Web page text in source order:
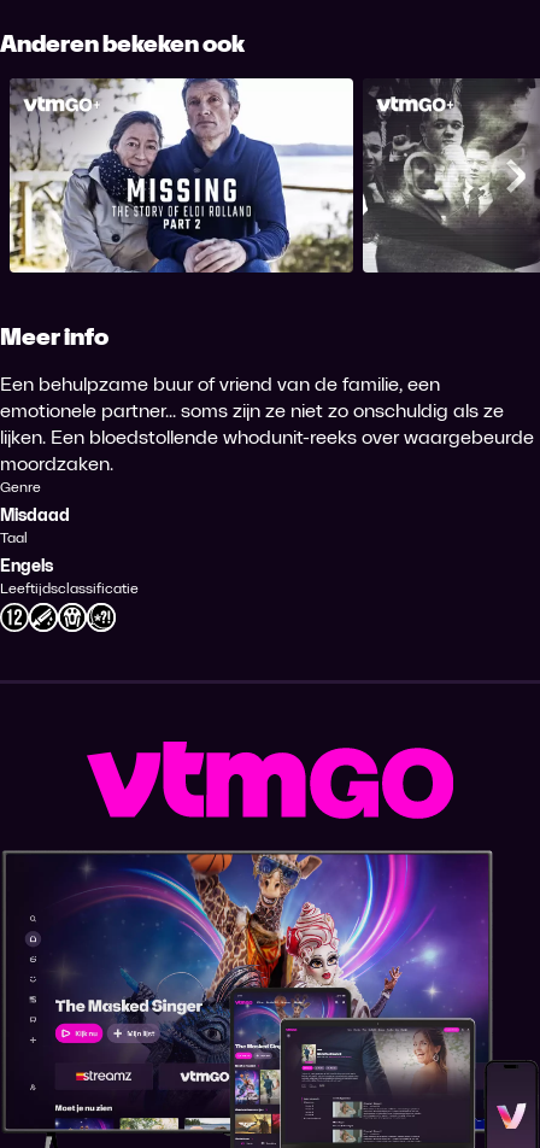
Anderen bekeken ook
De mysterieuze verdwijning van
Eloi Rolland - Deel 2
proces tegen
Meer info
Een behulpzame buur of vriend van de familie, een
emotionele partner... soms zijn ze niet zo onschuldig als ze
lijken. Een bloedstollende whodunit-reeks over waargebeurde
moordzaken.
Genre
Misdaad
Taal
Engels
Leeftijdsclassificatie